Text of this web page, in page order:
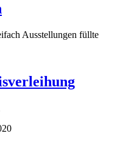
Ausstellungen füllte